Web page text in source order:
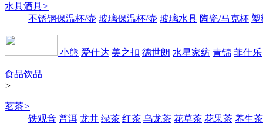
水具酒具>
不锈钢保温杯/壶 玻璃保温杯/壶 玻璃水具 陶瓷/马克杯 塑
小熊 爱仕达 美之扣 德世朗 水星家纺 青锦 菲仕乐
食品饮品
>
茗茶>
铁观音 普洱 龙井 绿茶 红茶 乌龙茶 花草茶 花果茶 养生茶